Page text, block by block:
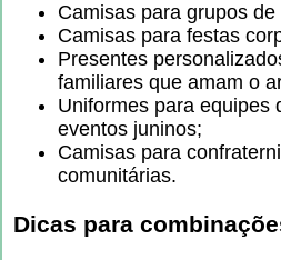
Camisas para grupos de
Camisas para festas
Presentes
familiares que amam o
Uniformes para equipes
eventos juninos;
Camisas para
comunitárias.
Dicas para